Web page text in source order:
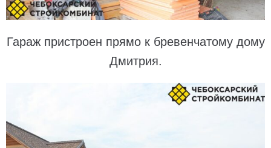
Гараж пристроен прямо к бревенчатому дому
Дмитрия.